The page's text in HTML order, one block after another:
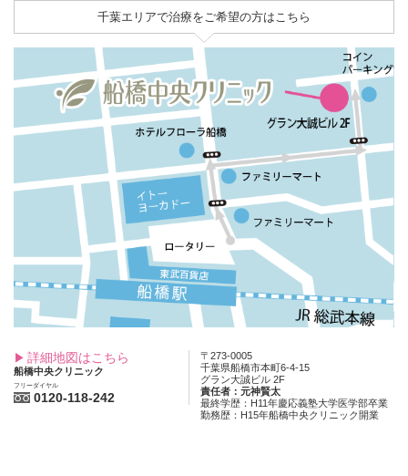
千葉エリアで治療をご希望の方はこちら
詳細地図はこちら
船橋中央クリニック
フリーダイヤル
0120-118-242
〒273-0005
千葉県船橋市本町6-4-15
グラン大誠ビル 2F
責任者：元神賢太
最終学歴：H11年慶応義塾大学医学部卒業
勤務歴：H15年船橋中央クリニック開業